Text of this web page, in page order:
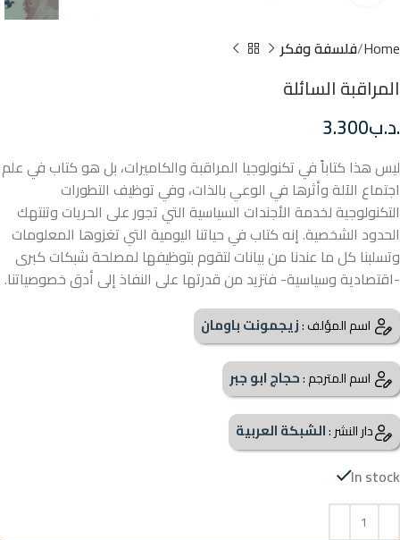
Home فلسفة وفكر
المراقبة السائلة
.د.ب3.300
ليس هذا كتاباً في تكنولوجيا المراقبة والكاميرات، بل هو كتاب في علم
اجتماع الآلة وأثرها في الوعي بالذات، وفي توظيف التطورات
التكنولوجية لخدمة الأجندات السياسية التي تجور على الحريات وتنتهك
الحدود الشخصية. إنه كتاب في حياتنا اليومية التي تغزوها المعلومات
وتسلبنا كل ما عندنا من بيانات لتقوم بتوظيفها لمصلحة شبكات كبرى
-اقتصادية وسياسية- فتزيد من قدرتها على النفاذ إلى أدق خصوصياتنا.
اسم المؤلف :زيجمونت باومان
اسم المترجم :حجاج ابو جبر
دار النشر :الشبكة العربية
In stock